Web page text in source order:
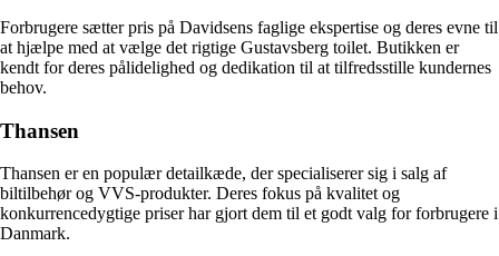
Forbrugere sætter pris på Davidsens faglige ekspertise og deres evne til
at hjælpe med at vælge det rigtige Gustavsberg toilet. Butikken er
kendt for deres pålidelighed og dedikation til at tilfredsstille kundernes
behov.
Thansen
Thansen er en populær detailkæde, der specialiserer sig i salg af
biltilbehør og VVS-produkter. Deres fokus på kvalitet og
konkurrencedygtige priser har gjort dem til et godt valg for forbrugere i
Danmark.